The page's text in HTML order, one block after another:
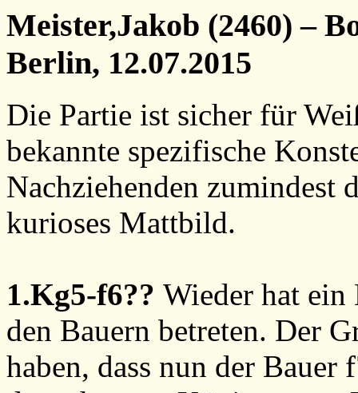
Meister,Jakob (2460) –
Berlin, 12.07.2015
Die Partie ist sicher für
bekannte spezifische
Nachziehenden zumindest
kurioses Mattbild.
1.Kg5-f6?? Wieder hat ein
den Bauern betreten. Der
haben, dass nun der